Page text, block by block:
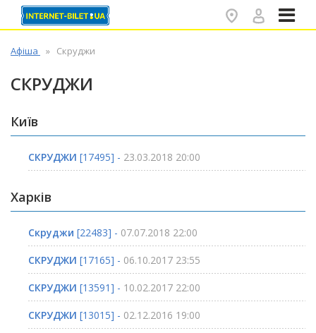
Афіша Скруджи
СКРУДЖИ
Київ
СКРУДЖИ [17495] - 23.03.2018 20:00
Харків
Скруджи [22483] - 07.07.2018 22:00
СКРУДЖИ [17165] - 06.10.2017 23:55
СКРУДЖИ [13591] - 10.02.2017 22:00
СКРУДЖИ [13015] - 02.12.2016 19:00